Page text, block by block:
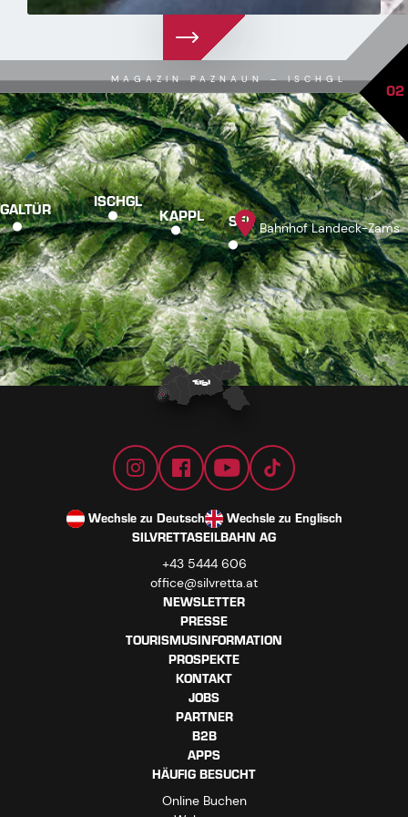
MAGAZIN PAZNAUN – ISCHGL 02
GALTÜR ISCHGL
KAPPL SEE Bahnhof Landeck-Zams
Wechsle zu Deutsch
Wechsle zu Englisch
SILVRETTASEILBAHN AG
+43 5444 606
office@silvretta.at
NEWSLETTER
PRESSE
TOURISMUSINFORMATION
PROSPEKTE
KONTAKT
JOBS
PARTNER
B2B
APPS
HÄUFIG BESUCHT
Online Buchen